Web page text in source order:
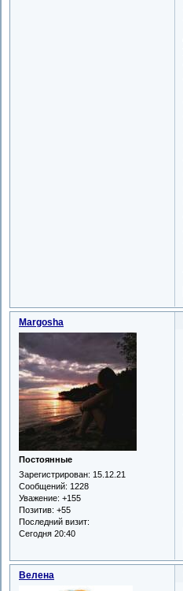
Margosha
Постоянные
Зарегистрирован: 15.12.21
Сообщений: 1228
Уважение: +155
Позитив: +55
Последний визит:
Сегодня 20:40
Велена